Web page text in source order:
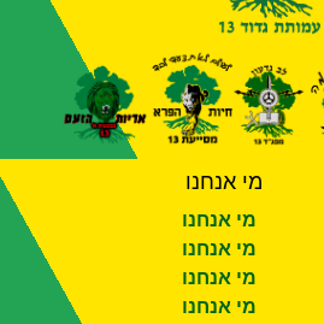
מי אנחנו
מי אנחנו
מי אנחנו
מי אנחנו
מי אנחנו